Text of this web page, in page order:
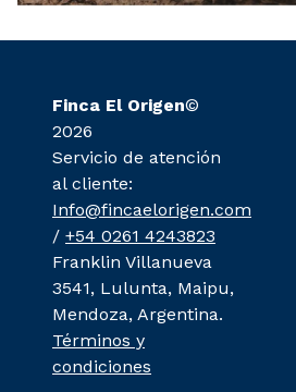
Finca El Origen©
2026
Servicio de atención
al cliente:
Info@fincaelorigen.com
/ +54 0261 4243823
Franklin Villanueva
3541, Lulunta, Maipu,
Mendoza, Argentina.
Términos y
condiciones